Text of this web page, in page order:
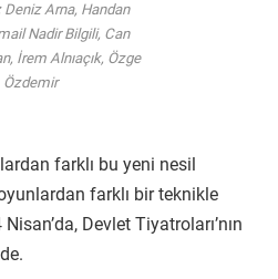
Deniz Arna, Handan
Nadir Bilgili, Can
İrem Alnıaçık, Özge
Özdemir
farklı bu yeni nesil
farklı bir teknikle
Devlet Tiyatroları’nın